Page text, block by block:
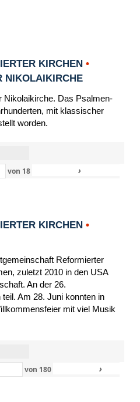
KIRCHEN •
NIKOLAIKIRCHE
Nikolaikirche. Das Psalmen-
mit klassischer
worden.
von 18 ›
KIRCHEN •
Reformierter
zuletzt 2010 in den USA
An der 26.
Am 28. Juni konnten in
mit viel Musik
von 180 ›